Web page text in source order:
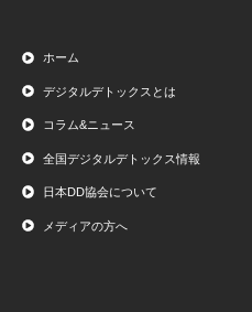
ホーム
デジタルデトックスとは
コラム&ニュース
全国デジタルデトックス情報
日本DD協会について
メディアの方へ